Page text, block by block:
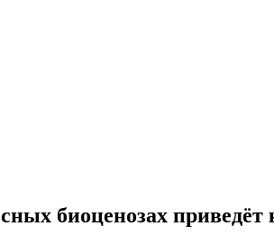
биоценозах приведёт